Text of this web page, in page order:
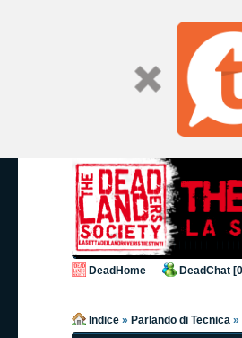
DeadHome DeadChat
Indice » Parlando di Tecnica »